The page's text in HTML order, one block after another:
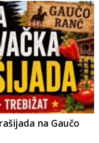
na Gaučo